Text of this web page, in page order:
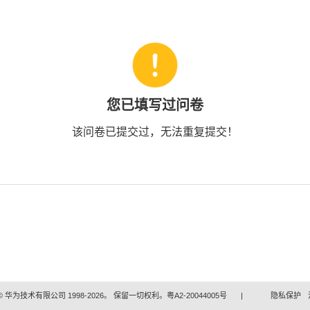
您已填写过问卷
该问卷已提交过，无法重复提交！
华为技术有限公司 1998-2026。 保留一切权利。粤A2-20044005号 | 隐私保护